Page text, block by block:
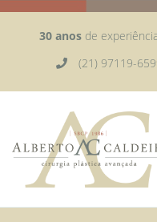
30 anos de
(21) 97119-